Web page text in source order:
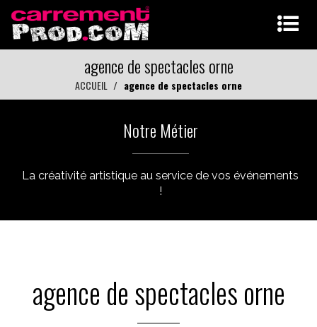
agence de spectacles orne
ACCUEIL agence de spectacles orne
Notre Métier
La créativité artistique au service de vos événements
!
agence de spectacles orne